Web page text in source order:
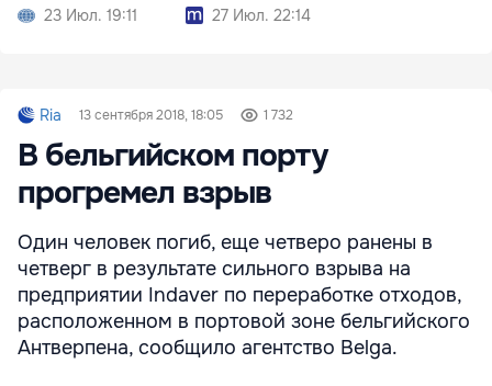
23 Июл. 19:11
27 Июл. 22:14
Ria 13 сентября 2018, 18:05 1 732
В бельгийском порту
прогремел взрыв
Один человек погиб, еще четверо ранены в
четверг в результате сильного взрыва на
предприятии Indaver по переработке отходов,
расположенном в портовой зоне бельгийского
Антверпена, сообщило агентство Belga.